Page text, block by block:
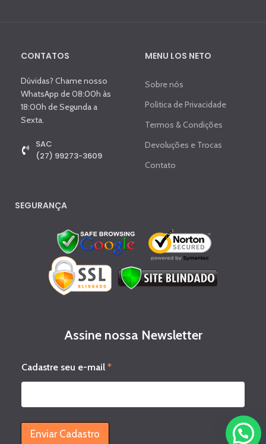
CONTATOS
Dúvidas? Chame nosso
WhatsApp de 08:00h às
18:00h de Segunda a
Sexta.
SAC
(27) 99273-3609
MENU LOS NETO
Sobre nós
Politica de Privacidade
Termos & Condições
Devoluções e Trocas
Contato
SEGURANÇA
Assine nossa Newsletter
a
d
s
r
Cadastre seu e-mail*
Enviar Cadastro